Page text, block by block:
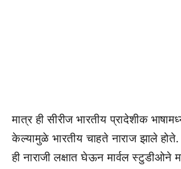
मात्र ही सीरीज भारतीय प्रादेशीक
केल्यामुळे भारतीय चाहते नाराज झाले होते.
ही नाराजी लक्षात घेऊन मार्वल स्टुडीओने